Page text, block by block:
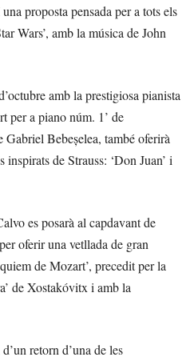
proposta pensada per a tots els
Wars’, amb la música de John
amb la prestigiosa pianista
per a piano núm. 1’ de
Bebeșelea, també oferirà
de Strauss: ‘Don Juan’ i
es posarà al capdavant de
oferir una vetllada de gran
de Mozart’, precedit per la
de Xostakóvitx i amb la
retorn d’una de les